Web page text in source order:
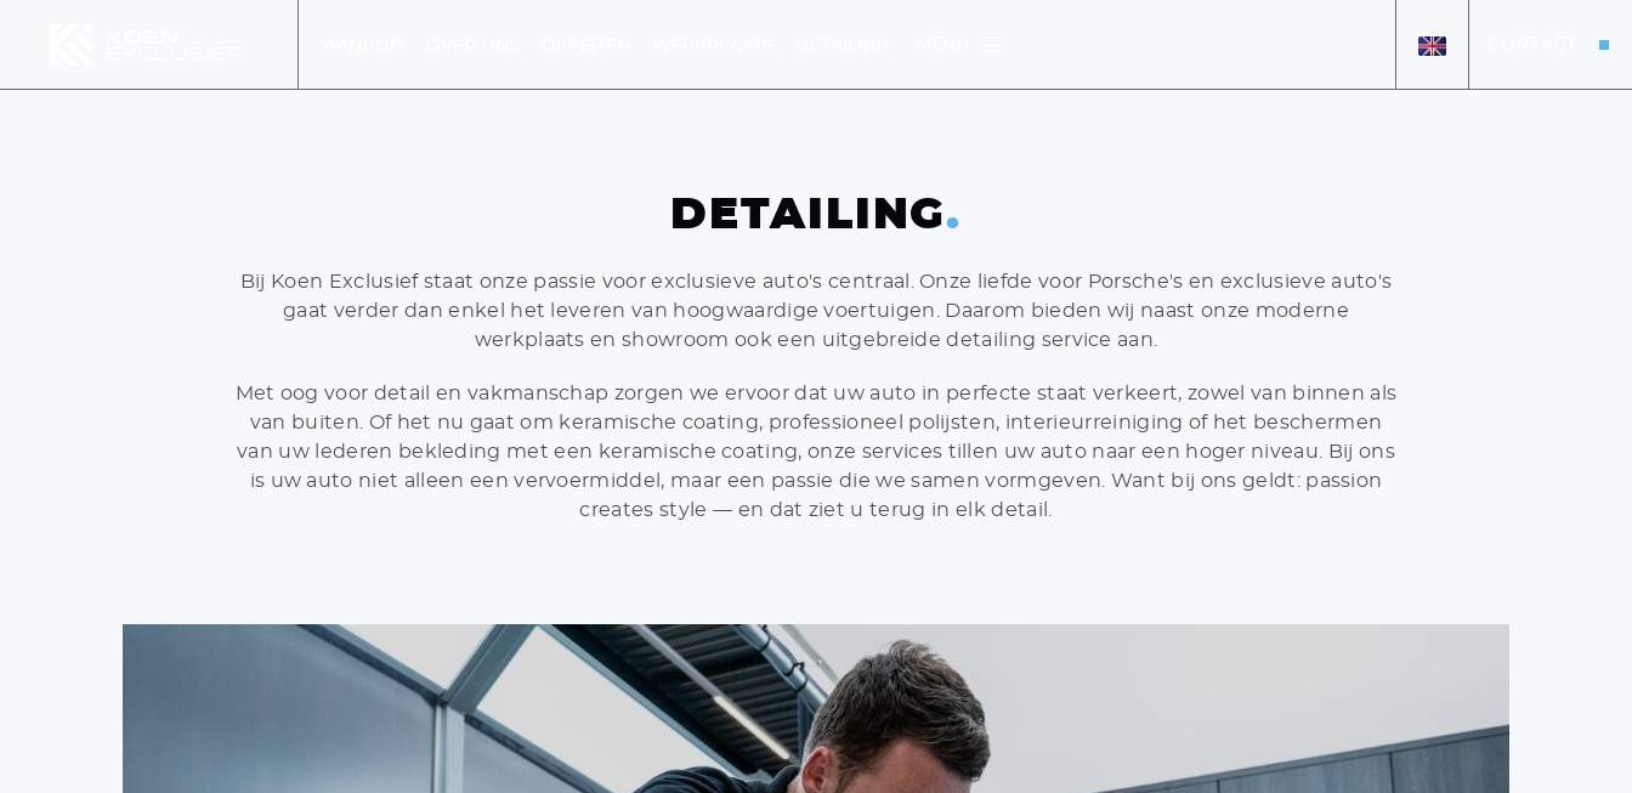
MENU OVER ONS
VERKOCHT
VACATURES
+31 26 47 205 46
DETAILING.
Bij Koen Exclusief staat onze passie voor exclusieve auto's centraal. Onze liefde voor Porsche's en exclusieve auto's
gaat verder dan enkel het leveren van hoogwaardige voertuigen. Daarom bieden wij naast onze moderne
werkplaats en showroom ook een uitgebreide detailing service aan.
Met oog voor detail en vakmanschap zorgen we ervoor dat uw auto in perfecte staat verkeert, zowel van binnen als
van buiten. Of het nu gaat om keramische coating, professioneel polijsten, interieurreiniging of het beschermen
van uw lederen bekleding met een keramische coating, onze services tillen uw auto naar een hoger niveau. Bij ons
is uw auto niet alleen een vervoermiddel, maar een passie die we samen vormgeven. Want bij ons geldt: passion
creates style — en dat ziet u terug in elk detail.